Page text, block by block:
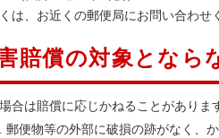
は、お近くの郵便局にお問い合わせ
賠償の対象となら
合は賠償に応じかねることがありま
郵便物等の外部に破損の跡がなく、